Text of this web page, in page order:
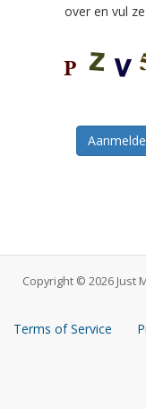
over en vul
Copyright © 2026 Just
Terms of Service